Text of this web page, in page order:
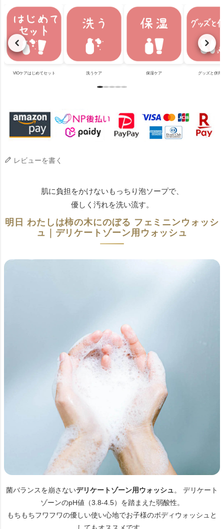
VIOケアはじめてセット 洗うケア 保湿ケア グッズと併用
レビューを書く
肌に負担をかけないもっちり泡ソープで、
優しく汚れを洗い流す。
明日 わたしは柿の木にのぼる フェミニンウォッシ
ュ｜デリケートゾーン用ウォッシュ
菌バランスを崩さないデリケートゾーン用ウォッシュ 。 デリケート
ゾーンのpH値（3.8-4.5）を踏まえた弱酸性。
もちもちフワフワの優しい使い心地でお子様のボディウォッシュと
してもオススメです。